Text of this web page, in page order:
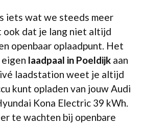
iets wat we steeds meer
ook dat je lang niet altijd
openbaar oplaadpunt. Het
laadpaal in Poeldijk aan
laadstation weet je altijd
kunt opladen van jouw Audi
Kona Electric 39 kWh.
te wachten bij openbare